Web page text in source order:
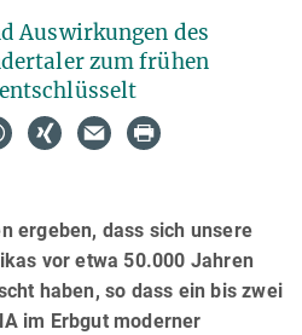
Auswirkungen des
zum frühen
ergeben, dass sich unsere
vor etwa 50.000 Jahren
haben, so dass ein bis zwei
im Erbgut moderner